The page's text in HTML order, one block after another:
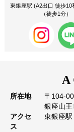
東銀座駅 (A2出口 徒歩10
（徒歩1分）
A
所在地
〒104-
銀座山
アクセ
ス
東銀座駅